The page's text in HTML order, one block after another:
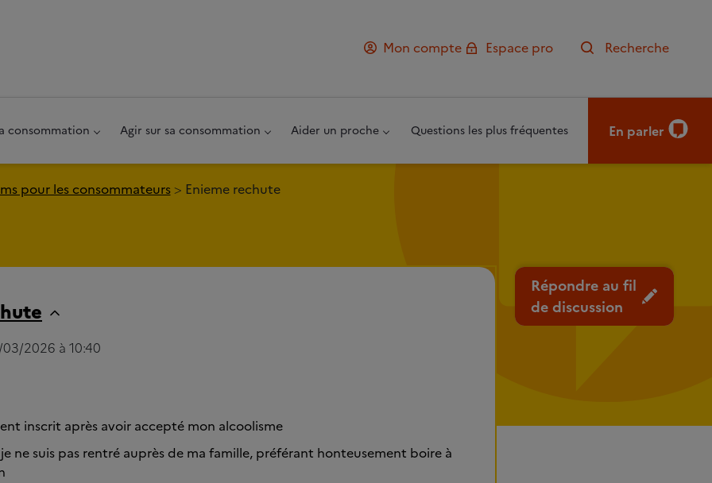
Mon compte
Espace pro Recherche
consommation Agir sur sa consommation Aider un proche Questions les plus fréquentes En parler
pour les consommateurs Enieme rechute
Répondre au fil
de discussion
2026 à 10:40
inscrit après avoir accepté mon alcoolisme
ne suis pas rentré auprès de ma famille, préférant honteusement boire à